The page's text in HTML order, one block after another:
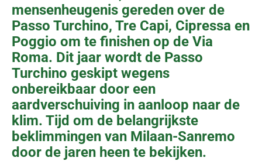
mensenheugenis gereden over de
Passo Turchino, Tre Capi, Cipressa en
Poggio om te finishen op de Via
Roma. Dit jaar wordt de Passo
Turchino geskipt wegens
onbereikbaar door een
aardverschuiving in aanloop naar de
klim. Tijd om de belangrijkste
beklimmingen van Milaan-Sanremo
door de jaren heen te bekijken.